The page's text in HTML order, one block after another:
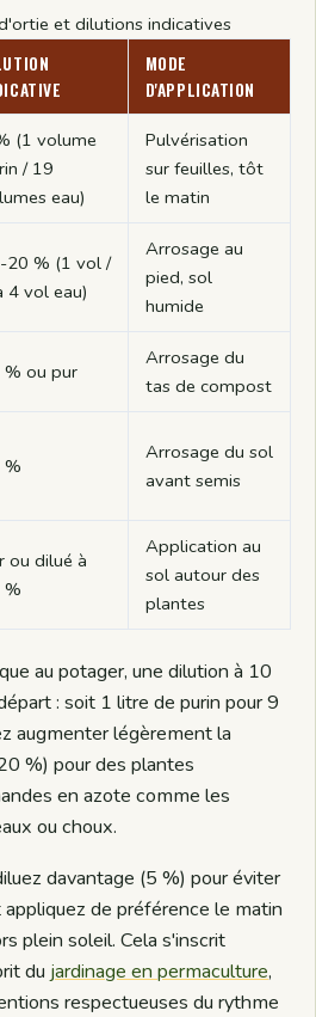
et dilutions indicatives
MODE
D'APPLICATION
(1 volume
/ 19
eau)
Pulvérisation
sur feuilles, tôt
le matin
20 % (1 vol /
4 vol eau)
Arrosage au
pied, sol
humide
% ou pur
Arrosage du
tas de compost
%
Arrosage du sol
avant semis
ou dilué à
%
Application au
sol autour des
plantes
au potager, une dilution à 10
: soit 1 litre de purin pour 9
augmenter légèrement la
%) pour des plantes
en azote comme les
ou choux.
davantage (5 %) pour éviter
de préférence le matin
plein soleil. Cela s'inscrit
du jardinage en permaculture,
respectueuses du rythme